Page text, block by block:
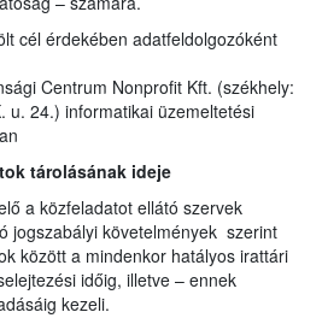
cél érdekében adatfeldolgozóként
Centrum Nonprofit Kft. (székhely:
u. 24.) informatikai üzemeltetési
tárolásának ideje
a közfeladatot ellátó szervek
jogszabályi követelmények szerint
között a mindenkor hatályos irattári
időig, illetve – ennek
kezeli.